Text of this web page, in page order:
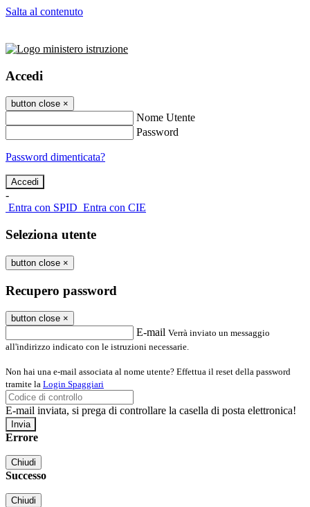
Salta al contenuto
Accedi
button close ×
Nome Utente
Password
Password dimenticata?
-
Entra con SPID Entra con CIE
Seleziona utente
button close ×
Recupero password
button close ×
E-mail Verrà inviato un messaggio
all'indirizzo indicato con le istruzioni necessarie.
Non hai una e-mail associata al nome utente? Effettua il reset della password
tramite la Login Spaggiari
E-mail inviata, si prega di controllare la casella di posta elettronica!
Errore
Chiudi
Successo
Chiudi